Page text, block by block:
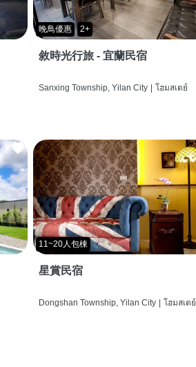
晚鳥優惠 2+
敘時光行旅 - 宜蘭民宿
Sanxing Township, Yilan City | โฮมสเตย์
11~20人包棟
星賞民宿
Dongshan Township, Yilan City | โฮมสเตย์